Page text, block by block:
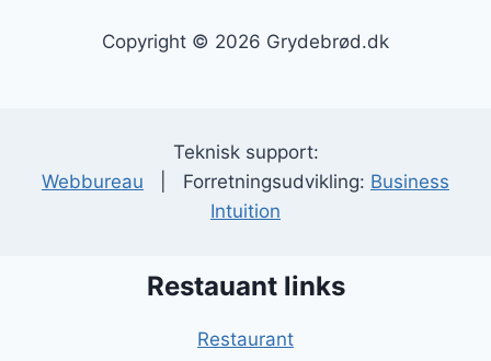
Copyright © 2026 Grydebrød.dk
Teknisk support:
Webbureau | Forretningsudvikling: Business
Intuition
Restauant links
Restaurant